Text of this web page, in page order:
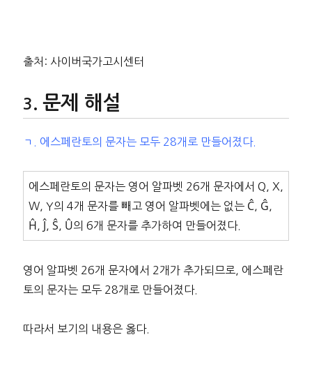
출처: 사이버국가고시센터
문제 해설
ㄱ. 에스페란토의 문자는 모두 28개로 만들어졌다.
에스페란토의 문자는 영어 알파벳 26개 문자에서 Q, X,
W, Y의 4개 문자를 빼고 영어 알파벳에는 없는 Ĉ, Ĝ,
Ĥ, Ĵ, Ŝ, Û의 6개 문자를 추가하여 만들어졌다.
영어 알파벳 26개 문자에서 2개가 추가되므로, 에스페란
토의 문자는 모두 28개로 만들어졌다.
따라서 보기의 내용은 옳다.